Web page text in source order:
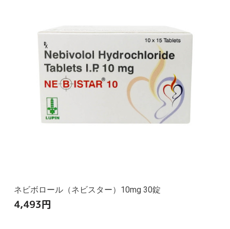
ネビボロール（ネビスター）10mg 30錠
4,493円